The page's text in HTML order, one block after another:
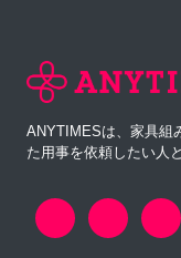
ANYTIMESは、家具組
た用事を依頼したい人